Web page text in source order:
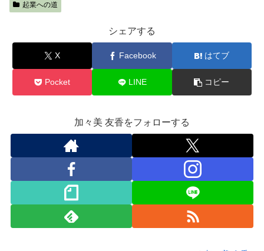
起業への道
シェアする
X Facebook はてブ
Pocket LINE コピー
加々美 友香をフォローする